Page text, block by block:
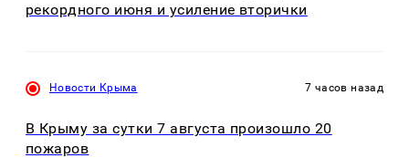
рекордного июня и усиление вторички
Новости Крыма 7 часов назад
В Крыму за сутки 7 августа произошло 20
пожаров